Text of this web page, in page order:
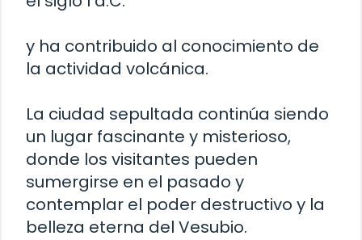
y ha contribuido al conocimiento de
la actividad volcánica.
La ciudad sepultada continúa siendo
un lugar fascinante y misterioso,
donde los visitantes pueden
sumergirse en el pasado y
contemplar el poder destructivo y la
belleza eterna del Vesubio.